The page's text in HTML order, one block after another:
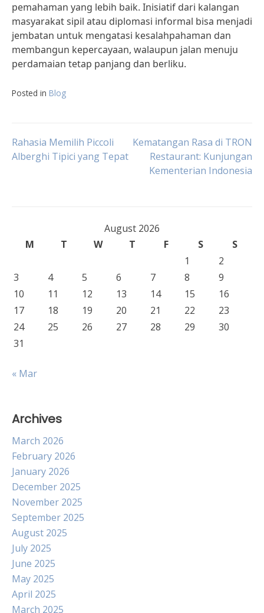
pemahaman yang lebih baik. Inisiatif dari kalangan
masyarakat sipil atau diplomasi informal bisa menjadi
jembatan untuk mengatasi kesalahpahaman dan
membangun kepercayaan, walaupun jalan menuju
perdamaian tetap panjang dan berliku.
Posted in Blog
Post
Rahasia Memilih Piccoli
Alberghi Tipici yang Tepat
Kematangan Rasa di TRON
Restaurant: Kunjungan
Kementerian Indonesia
August 2026
M
T W T F S
S
1
2
3
4 5 6 7 8
9
10
11 12 13 14 15
16
17
18 19 20 21 22
23
24
25 26 27 28 29
30
31
« Mar
Archives
March 2026
February 2026
January 2026
December 2025
November 2025
September 2025
August 2025
July 2025
June 2025
May 2025
April 2025
March 2025